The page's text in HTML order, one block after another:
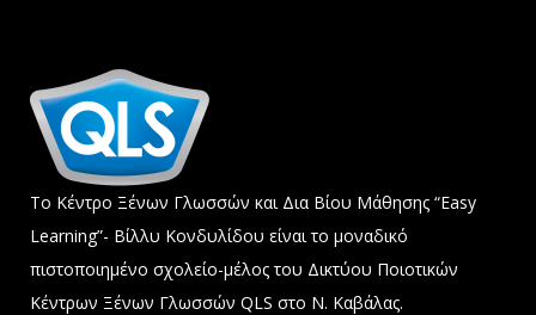
Το Κέντρο Ξένων Γλωσσών και Δια Βίου Μάθησης “Easy
Learning”- Βίλλυ Κονδυλίδου είναι το μοναδικό
πιστοποιημένο σχολείο-μέλος του Δικτύου Ποιοτικών
Κέντρων Ξένων Γλωσσών QLS στο Ν. Καβάλας.